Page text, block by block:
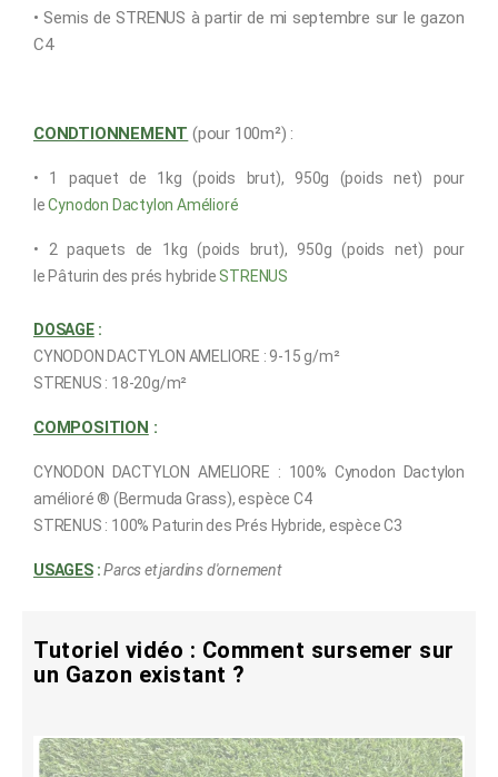
• Semis de STRENUS à partir de mi septembre sur le gazon
C4
CONDTIONNEMENT (pour 100m²) :
• 1 paquet de 1kg(poids brut), 950g (poids net) pour
leCynodon Dactylon Amélioré
• 2 paquets de 1kg(poids brut), 950g (poids net) pour
lePâturin des prés hybride STRENUS
DOSAGE:
CYNODON DACTYLON AMELIORE : 9-15 g/m²
STRENUS : 18-20g/m²
COMPOSITION :
CYNODON DACTYLON AMELIORE : 100% Cynodon Dactylon
amélioré ® (Bermuda Grass),espèce C4
STRENUS : 100% Paturin des Prés Hybride, espèce C3
USAGES:Parcs et jardins d'ornement
Tutoriel vidéo : Comment sursemer sur
un Gazon existant ?